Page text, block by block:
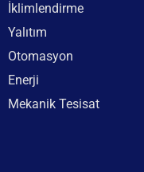
İklimlendirme
Yalıtım
Otomasyon
Enerji
Mekanik Tesisat